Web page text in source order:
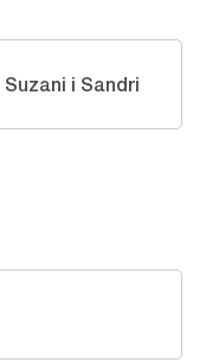
i Sandri